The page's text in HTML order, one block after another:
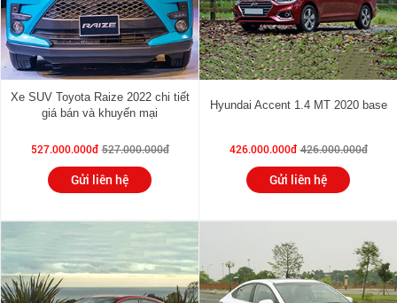
Xe SUV Toyota Raize 2022 chi tiết
giá bán và khuyến mại
527.000.000đ 527.000.000đ
Gửi liên hệ
Hyundai Accent 1.4 MT 2020 base
426.000.000đ 426.000.000đ
Gửi liên hệ